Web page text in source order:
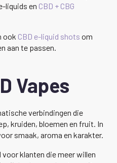
liquids en CBD + CBG
ook CBD e-liquid shots om
aan te passen.
Vapes
verbindingen die
kruiden, bloemen en fruit. In
smaak, aroma en karakter.
voor klanten die meer willen